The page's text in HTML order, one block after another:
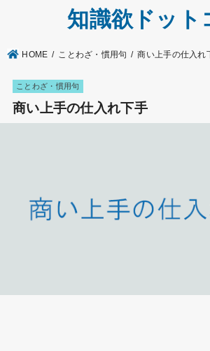
知識欲ドット
HOME ことわざ・慣用句 商い上手の仕入れ
ことわざ・慣用句
商い上手の仕入れ下手